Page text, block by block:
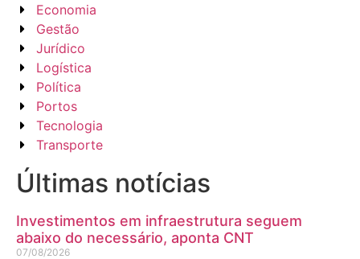
Economia
Gestão
Jurídico
Logística
Política
Portos
Tecnologia
Transporte
Últimas notícias
Investimentos em infraestrutura seguem
abaixo do necessário, aponta CNT
07/08/2026